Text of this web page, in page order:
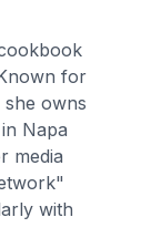
for
owns
Napa
media
with